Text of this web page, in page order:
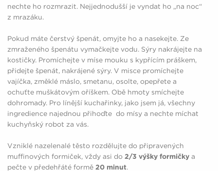
nechte ho rozmrazit. Nejjednodušší je vyndat ho „na noc“
z mrazáku.
Pokud máte čerstvý špenát, omyjte ho a nasekejte. Ze
zmraženého špenátu vymačkejte vodu. Sýry nakrájejte na
kostičky. Promíchejte v míse mouku s kypřícím práškem,
přidejte špenát, nakrájené sýry. V misce promíchejte
vajíčka, změklé máslo, smetanu, osolte, opepřete a
ochuťte muškátovým oříškem. Obě hmoty smíchejte
dohromady. Pro línější kuchařinky, jako jsem já, všechny
ingredience najednou přihoďte do mísy a nechte míchat
kuchyňský robot za vás.
Vzniklé nazelenalé těsto rozdělujte do připravených
muffinových formiček, vždy asi do 2/3 výšky formičky a
pečte v předehřáté formě 20 minut.